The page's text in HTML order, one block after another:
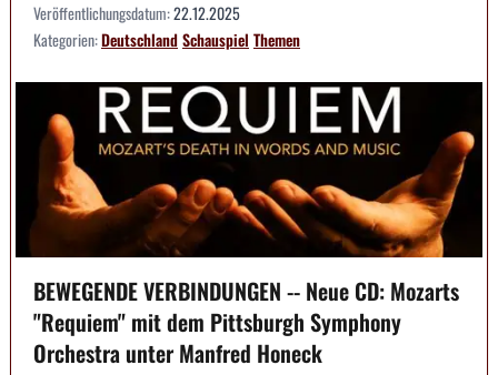
Veröffentlichungsdatum:22.12.2025
Kategorien:DeutschlandSchauspiel Themen
BEWEGENDE VERBINDUNGEN -- Neue CD: Mozarts
"Requiem" mit dem Pittsburgh Symphony
Orchestra unter Manfred Honeck